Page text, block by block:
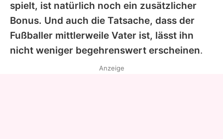
spielt, ist natürlich noch ein zusätzlicher
Bonus. Und auch die Tatsache, dass der
Fußballer mittlerweile Vater ist, lässt ihn
nicht weniger begehrenswert erscheinen.
Anzeige